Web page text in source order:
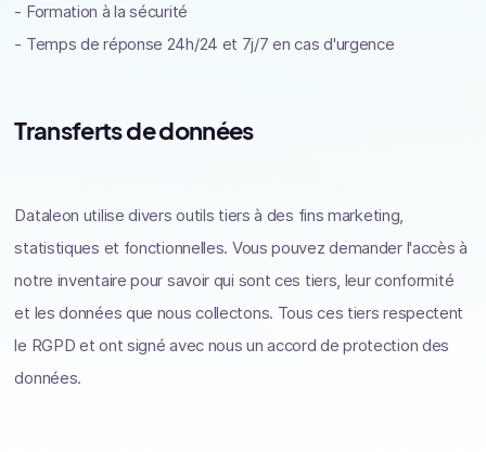
- Formation à la sécurité
- Temps de réponse 24h/24 et 7j/7 en cas d'urgence
Transferts de données
Dataleon utilise divers outils tiers à des fins marketing,
statistiques et fonctionnelles. Vous pouvez demander l'accès à
notre inventaire pour savoir qui sont ces tiers, leur conformité
et les données que nous collectons. Tous ces tiers respectent
le RGPD et ont signé avec nous un accord de protection des
données.